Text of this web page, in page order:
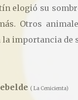
elogió su
Otros
importancia de
( La Cenicienta)